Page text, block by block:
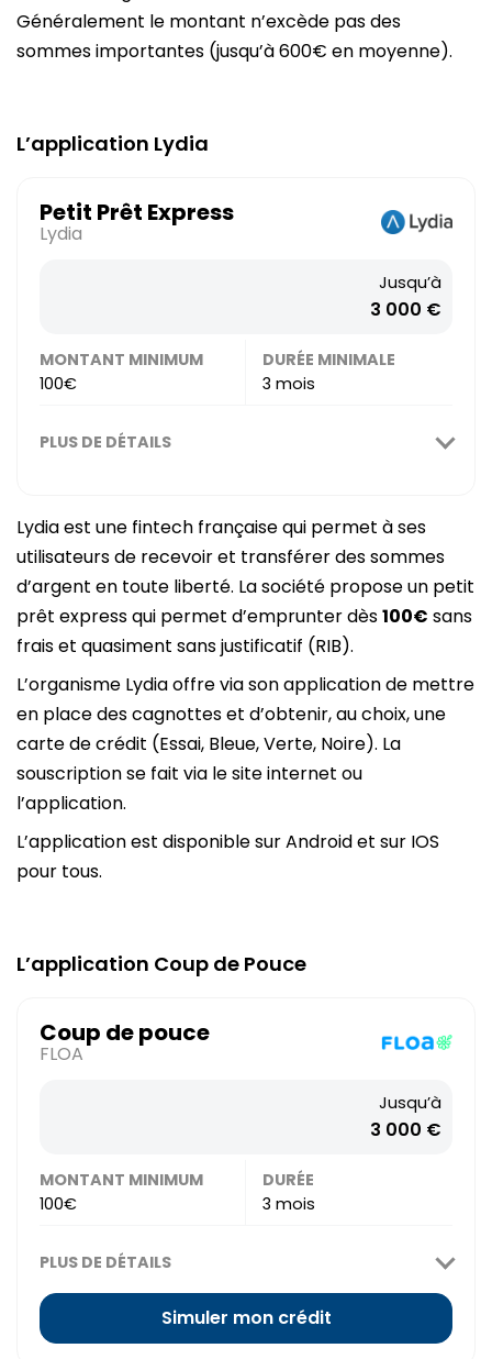
Généralement le montant n’excède pas des
sommes importantes (jusqu’à 600€ en moyenne).
L’application Lydia
Petit Prêt Express
Lydia
Jusqu’à
3 000 €
MONTANT MINIMUM
100€
DURÉE MINIMALE
3 mois
PLUS DE DÉTAILS
Lydia est une fintech française qui permet à ses
utilisateurs de recevoir et transférer des sommes
d’argent en toute liberté. La société propose un petit
prêt express qui permet d’emprunter dès100€ sans
frais et quasiment sans justificatif (RIB).
L’organisme Lydia offre via son application de mettre
en place des cagnottes et d’obtenir, au choix, une
carte de crédit (Essai, Bleue, Verte, Noire). La
souscription se fait via le site internet ou
l’application.
L’application est disponible sur Android et sur IOS
pour tous.
L’application Coup de Pouce
Coup de pouce
FLOA
Jusqu’à
3 000 €
MONTANT MINIMUM
100€
DURÉE
3 mois
PLUS DE DÉTAILS
Simuler mon crédit